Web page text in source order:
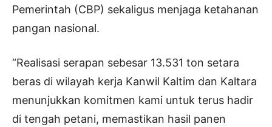
Pemerintah (CBP) sekaligus menjaga ketahanan
pangan nasional.
“Realisasi serapan sebesar 13.531 ton setara
beras di wilayah kerja Kanwil Kaltim dan Kaltara
menunjukkan komitmen kami untuk terus hadir
di tengah petani, memastikan hasil panen